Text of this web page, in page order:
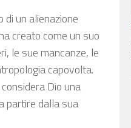
di un alienazione
creato come un suo
le sue mancanze, le
capovolta.
Dio una
partire dalla sua